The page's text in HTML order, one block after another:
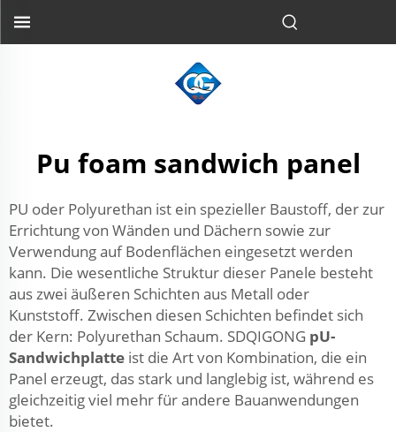
Pu foam sandwich panel
PU oder Polyurethan ist ein spezieller Baustoff, der zur
Errichtung von Wänden und Dächern sowie zur
Verwendung auf Bodenflächen eingesetzt werden
kann. Die wesentliche Struktur dieser Panele besteht
aus zwei äußeren Schichten aus Metall oder
Kunststoff. Zwischen diesen Schichten befindet sich
der Kern: Polyurethan Schaum. SDQIGONG pU-
Sandwichplatte ist die Art von Kombination, die ein
Panel erzeugt, das stark und langlebig ist, während es
gleichzeitig viel mehr für andere Bauanwendungen
bietet.